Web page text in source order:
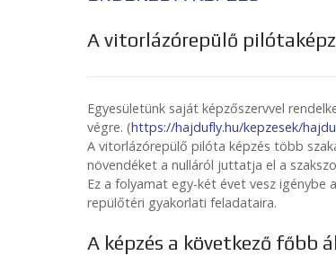
A vitorlázórepülő
Egyesületünk saját képzőszervvel
végre. (https://hajdufly.hu/kepzesek/
A vitorlázórepülő pilóta képzés több
növendéket a nulláról juttatja el a
Ez a folyamat egy-két évet vesz
repülőtéri gyakorlati feladataira.
A képzés a következő főbb